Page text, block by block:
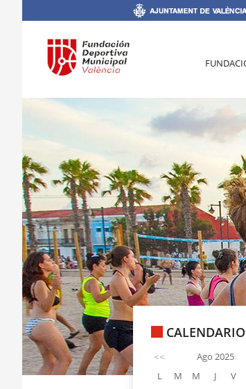
CALENDARIO
<< Ago 2025
L M M J V